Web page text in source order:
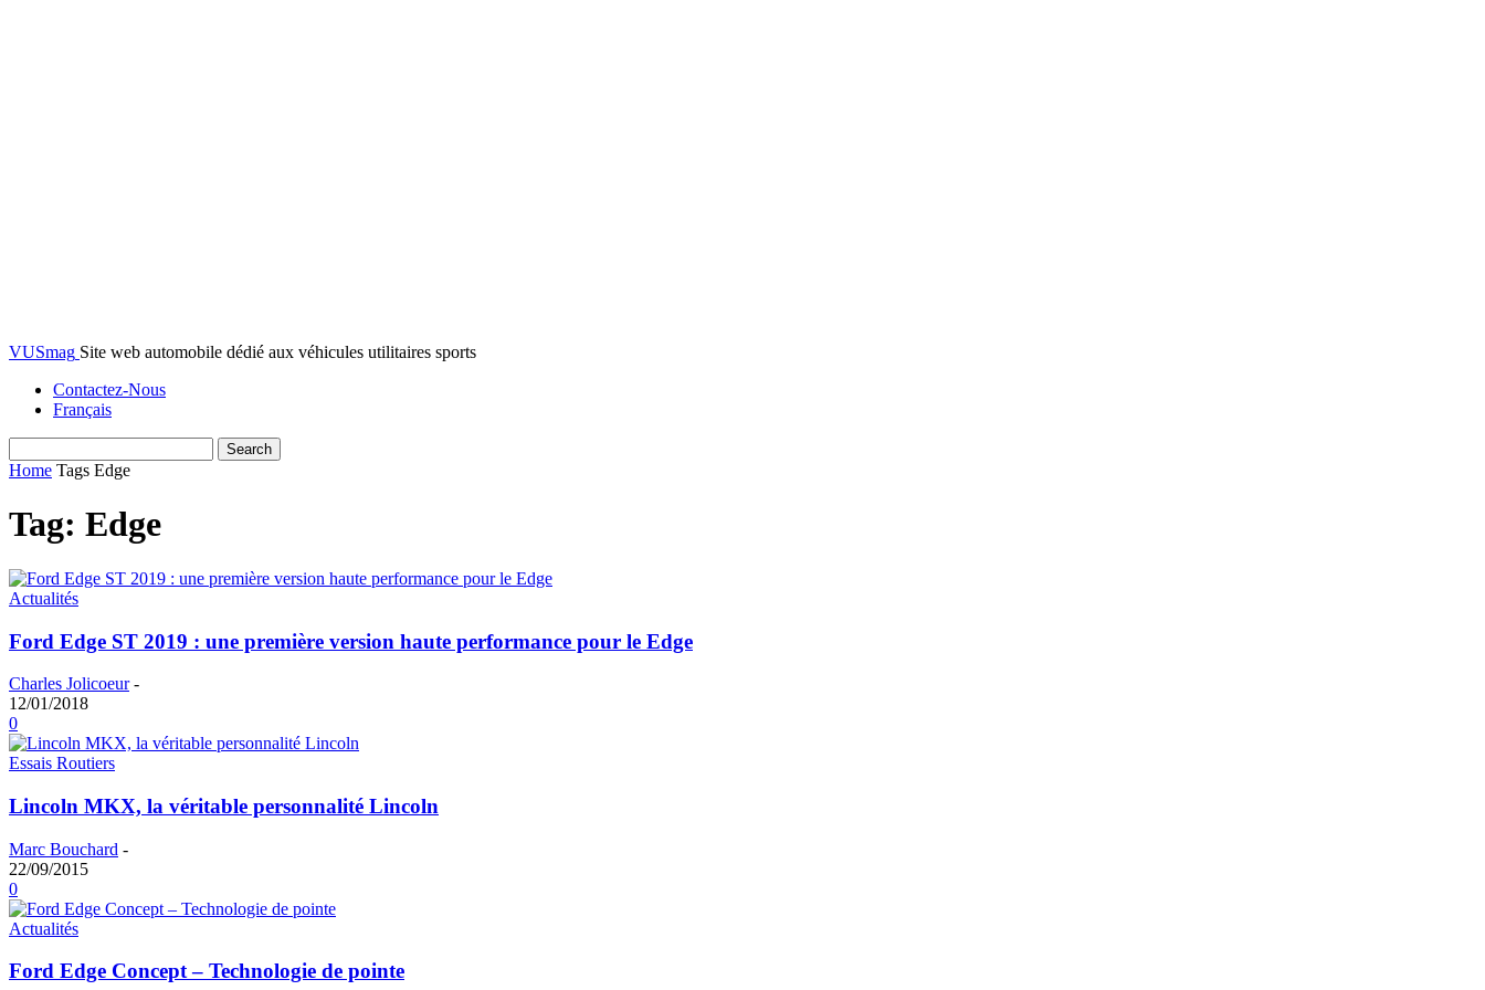
VUSmag Site web automobile dédié aux véhicules utilitaires sports
Contactez-Nous
Français
Home Tags Edge
Tag: Edge
Actualités
Ford Edge ST 2019 : une première version haute performance pour le Edge
Charles Jolicoeur -
12/01/2018
0
Essais Routiers
Lincoln MKX, la véritable personnalité Lincoln
Marc Bouchard -
22/09/2015
0
Actualités
Ford Edge Concept – Technologie de pointe